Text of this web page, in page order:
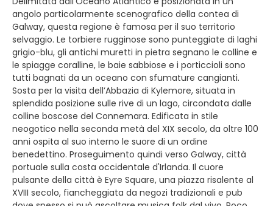
angolo particolarmente scenografico della contea di
Galway, questa regione è famosa per il suo territorio
selvaggio. Le torbiere rugginose sono punteggiate di laghi
grigio-blu, gli antichi muretti in pietra segnano le colline e
le spiagge coralline, le baie sabbiose e i porticcioli sono
tutti bagnati da un oceano con sfumature cangianti.
Sosta per la visita dell’Abbazia di Kylemore, situata in
splendida posizione sulle rive di un lago, circondata dalle
colline boscose del Connemara. Edificata in stile
neogotico nella seconda metà del XIX secolo, da oltre 100
anni ospita al suo interno le suore di un ordine
benedettino. Proseguimento quindi verso Galway, città
portuale sulla costa occidentale d'Irlanda. Il cuore
pulsante della città è Eyre Square, una piazza risalente al
XVIII secolo, fiancheggiata da negozi tradizionali e pub